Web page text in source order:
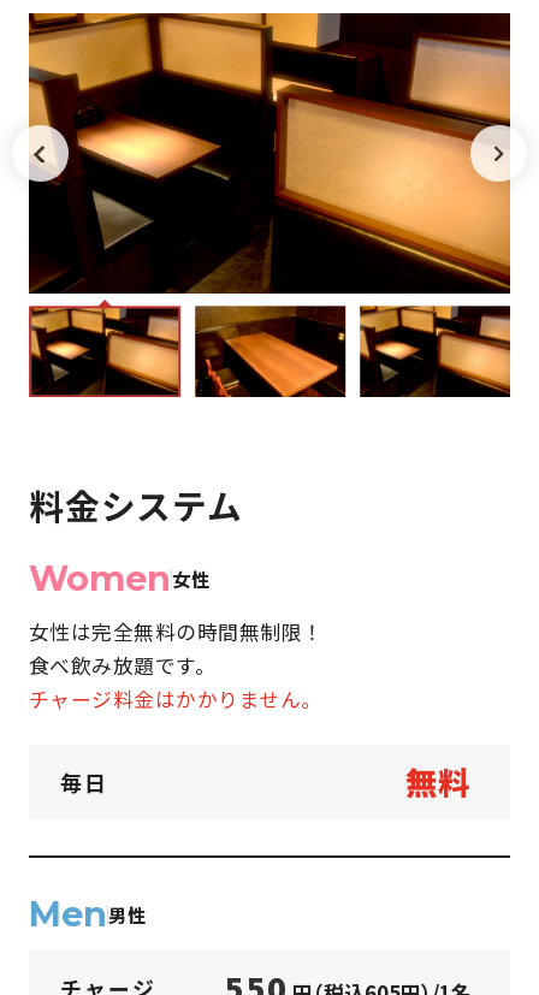
料金システム
Women女性
女性は完全無料の時間無制限！
食べ飲み放題です。
チャージ料金はかかりません。
毎日 無料
Men男性
チャージ